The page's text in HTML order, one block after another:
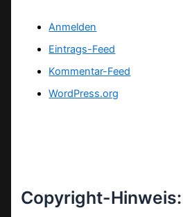
Anmelden
Eintrags-Feed
Kommentar-Feed
WordPress.org
Copyright-Hinweis: